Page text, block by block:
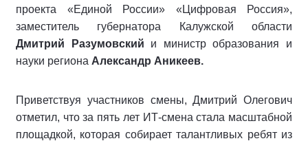
проекта «Единой России» «Цифровая Россия»,
заместитель губернатора Калужской области
Дмитрий Разумовский и министр образования и
науки региона Александр Аникеев.
Приветствуя участников смены, Дмитрий Олегович
отметил, что за пять лет ИТ-смена стала масштабной
площадкой, которая собирает талантливых ребят из